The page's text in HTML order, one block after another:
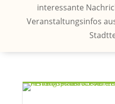
interessante
Veranstaltungsinfos